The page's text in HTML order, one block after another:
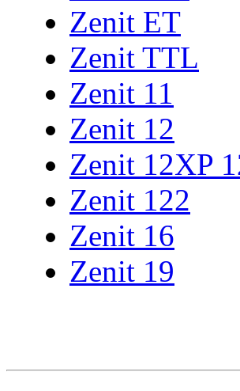
Zenit ET
Zenit TTL
Zenit 11
Zenit 12
Zenit 12XP
Zenit 122
Zenit 16
Zenit 19